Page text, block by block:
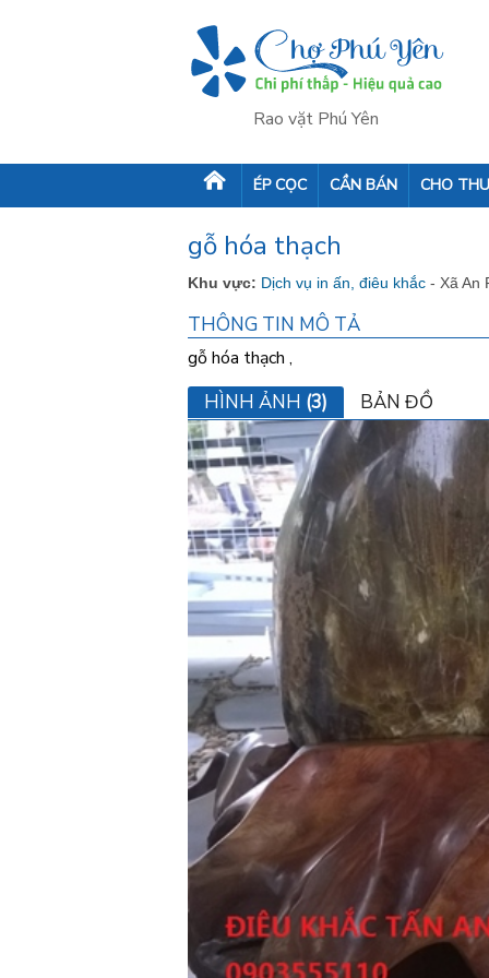
Rao vặt Phú Yên
ÉP CỌC CẦN BÁN CHO
gỗ hóa thạch
Khu vực: Dịch vụ in ấn, điêu khắc - Xã An
THÔNG TIN MÔ TẢ
gỗ hóa thạch ,
HÌNH ẢNH (3) BẢN ĐỒ